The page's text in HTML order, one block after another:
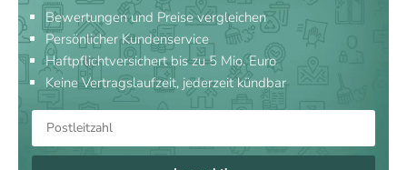
Bewertungen und Preise vergleichen
Persönlicher Kundenservice
Haftpflichtversichert bis zu 5 Mio. Euro
Keine Vertragslaufzeit, jederzeit kündbar